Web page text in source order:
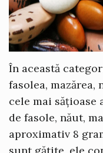
În această
fasolea,
cele mai sățioase
de fasole, năut,
aproximativ 8